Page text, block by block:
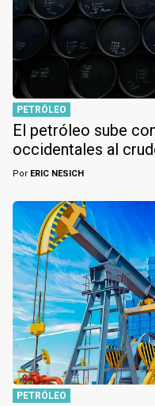
PETRÓLEO
El petróleo sube
occidentales al
Por ERIC NESICH
PETRÓLEO